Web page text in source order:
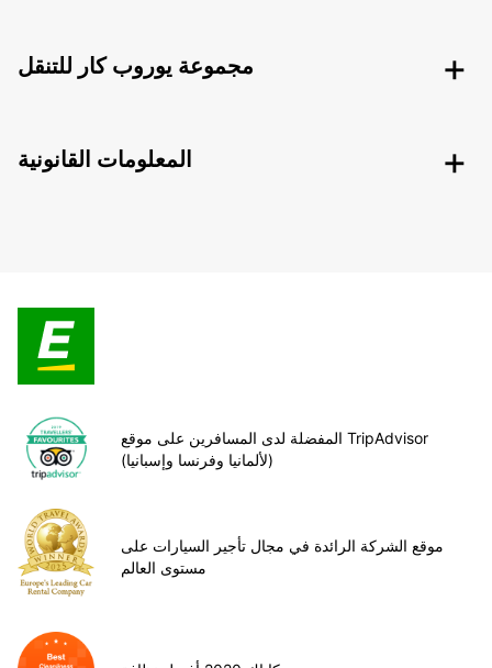
مجموعة يوروب كار للتنقل
المعلومات القانونية
المفضلة لدى المسافرين على موقع TripAdvisor
(لألمانيا وفرنسا وإسبانيا)
موقع الشركة الرائدة في مجال تأجير السيارات على
مستوى العالم